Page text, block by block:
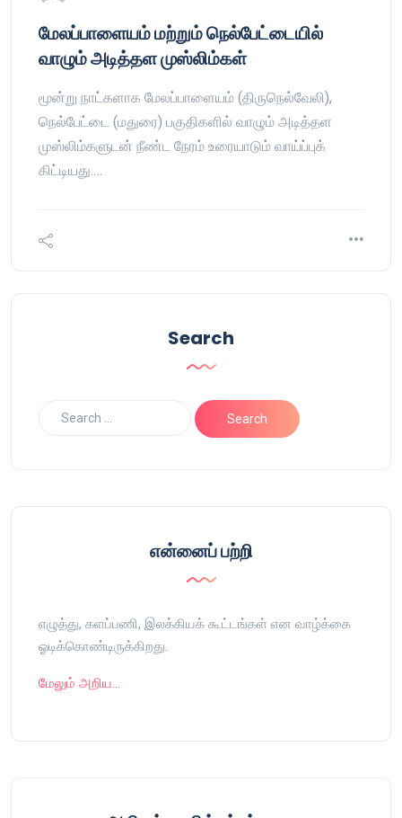
மேலப்பாளையம் மற்றும் நெல்பேட்டையில்
வாழும் அடித்தள முஸ்லிம்கள்
மூன்று நாட்களாக மேலப்பாளையம் (திருநெல்வேலி),
நெல்பேட்டை (மதுரை) பகுதிகளில் வாழும் அடித்தள
முஸ்லிம்களுடன் நீண்ட நேரம் உரையாடும் வாய்ப்புக்
கிட்டியது.…
Search
என்னைப் பற்றி
எழுத்து, களப்பணி, இலக்கியக் கூட்டங்கள் என வாழ்க்கை
ஓடிக்கொண்டிருக்கிறது.
மேலும் அறிய…